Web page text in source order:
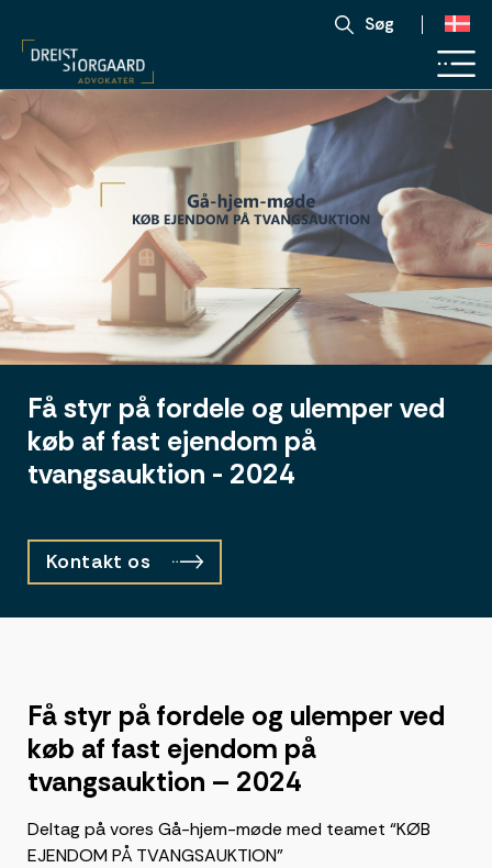
Søg
Få styr på fordele og ulemper ved
køb af fast ejendom på
tvangsauktion - 2024
Kontakt os
Få styr på fordele og ulemper ved
køb af fast ejendom på
tvangsauktion – 2024
Deltag på vores Gå-hjem-møde med teamet “KØB
EJENDOM PÅ TVANGSAUKTION”